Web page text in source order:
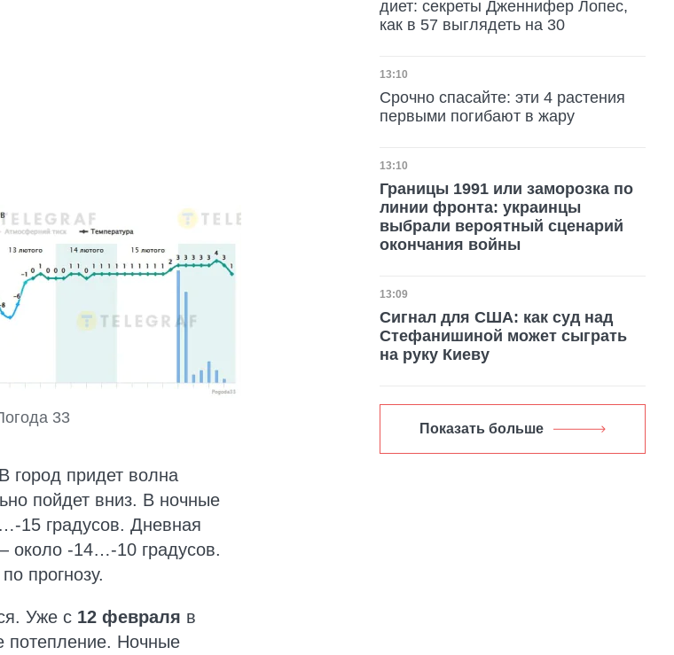
33
город придет волна
пойдет вниз. В ночные
15 градусов. Дневная
около -14…-10 градусов.
прогнозу.
Уже с 12 февраля в
потепление. Ночные
диет: секреты Дженнифер Лопес,
как в 57 выглядеть на 30
Дата публикации
13:10
Срочно спасайте: эти 4 растения
первыми погибают в жару
Дата публикации
13:10
Границы 1991 или заморозка по
линии фронта: украинцы
выбрали вероятный сценарий
окончания войны
Дата публикации
13:09
Сигнал для США: как суд над
Стефанишиной может сыграть
на руку Киеву
Показать больше